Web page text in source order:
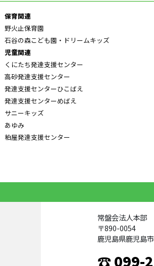
保育関連
野火止保育園
石谷の森こども園・ドリームキッズ
児童関連
くにたち発達支援センター
高砂発達支援センター
発達支援センターひこばえ
発達支援センターめばえ
サニーキッズ
あゆみ
粕屋発達支援センター
常盤会法人本部
〒890-0054
鹿児島県鹿児島
☎ 099-